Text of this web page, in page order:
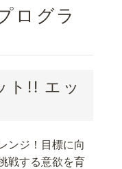
ログラ
ト!! エッ
ンジ！目標に向
戦する意欲を育